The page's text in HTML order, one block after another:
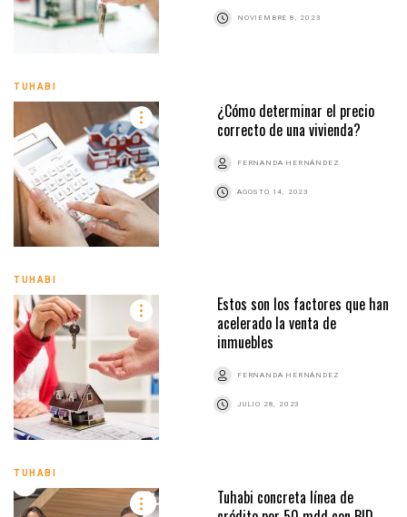
NOVIEMBRE 8, 2023
TUHABI
¿Cómo determinar el precio
correcto de una vivienda?
FERNANDA HERNÁNDEZ
AGOSTO 14, 2023
TUHABI
Estos son los factores que han
acelerado la venta de
inmuebles
FERNANDA HERNÁNDEZ
JULIO 28, 2023
TUHABI
Tuhabi concreta línea de